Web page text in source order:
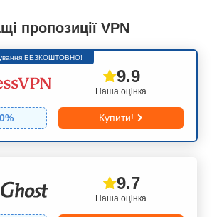
пропозиції VPN
БЕЗКОШТОВНО!
Наша оцінка
9.9
% Купити!
Наша оцінка
9.7